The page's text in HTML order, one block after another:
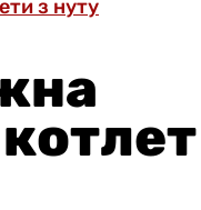
з нуту